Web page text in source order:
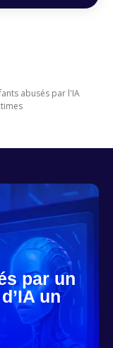
abusés par l'IA
par un
un